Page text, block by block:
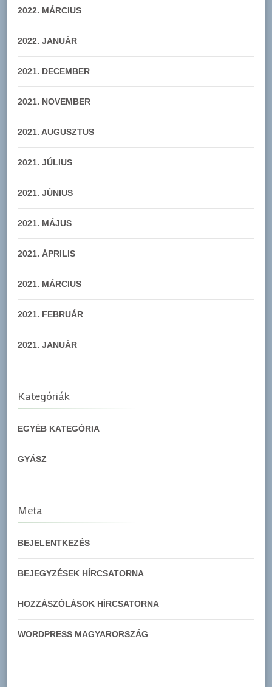
2022. MÁRCIUS
2022. JANUÁR
2021. DECEMBER
2021. NOVEMBER
2021. AUGUSZTUS
2021. JÚLIUS
2021. JÚNIUS
2021. MÁJUS
2021. ÁPRILIS
2021. MÁRCIUS
2021. FEBRUÁR
2021. JANUÁR
Kategóriák
EGYÉB KATEGÓRIA
GYÁSZ
Meta
BEJELENTKEZÉS
BEJEGYZÉSEK HÍRCSATORNA
HOZZÁSZÓLÁSOK HÍRCSATORNA
WORDPRESS MAGYARORSZÁG